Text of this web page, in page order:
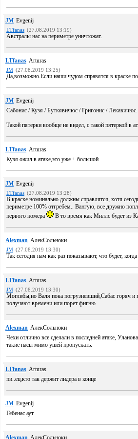
JM Evgenij
LTfanas (27.08.2019 13:19)
Австралы нас на периметре уничтожат.
LTfanas Arturas
JM (27.08.2019 13:25)
Да,возможно.Если наши чудом справятся в краске
JM Evgenij
Сабонис / Кузя / Буткявичюс / Григонис / Лекавичюс.
Такой пятерки вообще не видел, с такой пятеркой в
LTfanas Arturas
Кузя ожил в атаке,это уже + большой
JM Evgenij
LTfanas (27.08.2019 13:28)
В краске номинально должны справлятся, хотя
периметре 100% отгребем.. Вангую, все дружно
первого номера
В то время как Миллс будет из
Alexman АлекСольноки
JM (27.08.2019 13:30)
Так сегодня нам как раз показывают, что будет,
LTfanas Arturas
JM (27.08.2019 13:30)
Моглибы,но Валя пока погрузневший,Сабас горяч и
получают времени или порет фигню
Alexman АлекСольноки
Чехи отлично все сделали в последней атаке,
такие пасы мимо ушей пропускать.
LTfanas Arturas
пи..ец,кто так держит лидера в конце
JM Evgenij
Гебенас аут
Alexman АлекСольноки